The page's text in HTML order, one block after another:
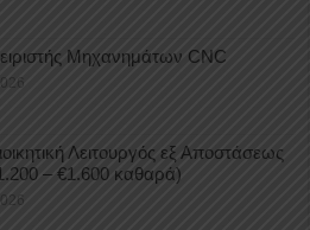
Μηχανημάτων CNC
Λειτουργός εξ Αποστάσεως
– €1.600 καθαρά)